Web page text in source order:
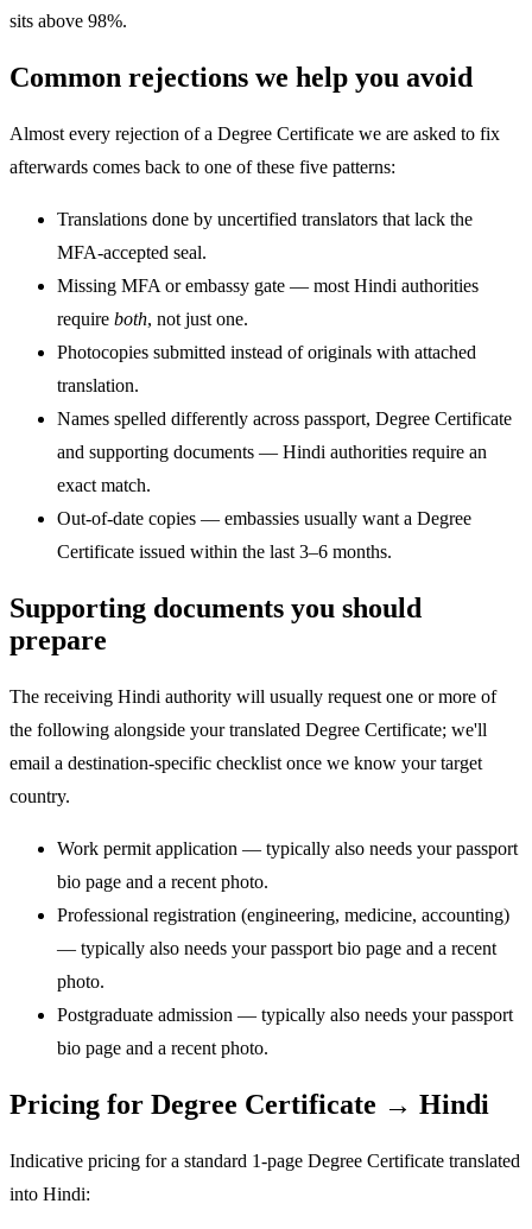
sits above 98%.
Common rejections we help you avoid
Almost every rejection of a Degree Certificate we are asked to fix
afterwards comes back to one of these five patterns:
Translations done by uncertified translators that lack the
MFA-accepted seal.
Missing MFA or embassy gate — most Hindi authorities
require both, not just one.
Photocopies submitted instead of originals with attached
translation.
Names spelled differently across passport, Degree Certificate
and supporting documents — Hindi authorities require an
exact match.
Out-of-date copies — embassies usually want a Degree
Certificate issued within the last 3–6 months.
Supporting documents you should
prepare
The receiving Hindi authority will usually request one or more of
the following alongside your translated Degree Certificate; we'll
email a destination-specific checklist once we know your target
country.
Work permit application — typically also needs your passport
bio page and a recent photo.
Professional registration (engineering, medicine, accounting)
— typically also needs your passport bio page and a recent
photo.
Postgraduate admission — typically also needs your passport
bio page and a recent photo.
Pricing for Degree Certificate → Hindi
Indicative pricing for a standard 1-page Degree Certificate translated
into Hindi: